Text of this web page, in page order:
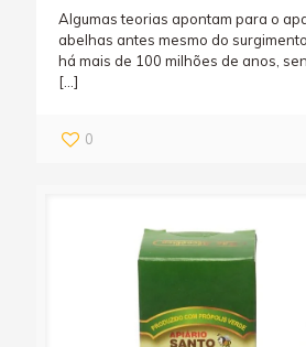
Algumas teorias apontam para o
abelhas antes mesmo do
há mais de 100 milhões de anos,
[…]
0